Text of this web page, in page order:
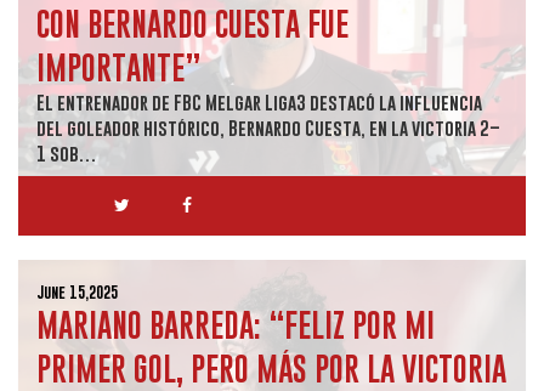
CON BERNARDO CUESTA FUE
IMPORTANTE”
El entrenador de FBC Melgar Liga3 destacó la influencia
del goleador histórico, Bernardo Cuesta, en la victoria 2–
1 sob…
June 15,2025
MARIANO BARREDA: “FELIZ POR MI
PRIMER GOL, PERO MÁS POR LA VICTORIA